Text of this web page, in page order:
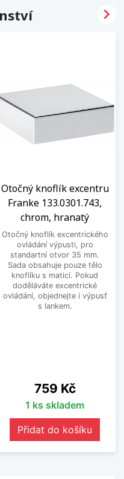
Otočný knoflík excentru
Franke 133.0301.743,
chrom, hranatý
Otočný knoflík excentrického
ovládání výpusti, pro
standartní otvor 35 mm.
Sada obsahuje pouze tělo
knoflíku s maticí. Pokud
doděláváte excentrické
ovládání, objednejte i výpusť
s lankem.
Cena
759 Kč
1 ks skladem
Přidat do košíku
